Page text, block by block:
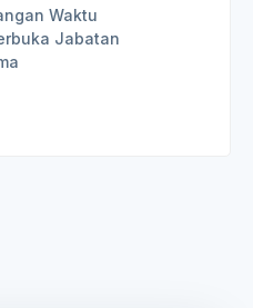
Waktu
Jabatan